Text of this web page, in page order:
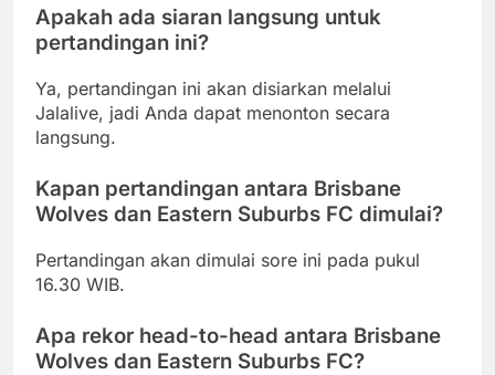
Apakah ada siaran langsung untuk
pertandingan ini?
Ya, pertandingan ini akan disiarkan melalui
Jalalive, jadi Anda dapat menonton secara
langsung.
Kapan pertandingan antara Brisbane
Wolves dan Eastern Suburbs FC dimulai?
Pertandingan akan dimulai sore ini pada pukul
16.30 WIB.
Apa rekor head-to-head antara Brisbane
Wolves dan Eastern Suburbs FC?